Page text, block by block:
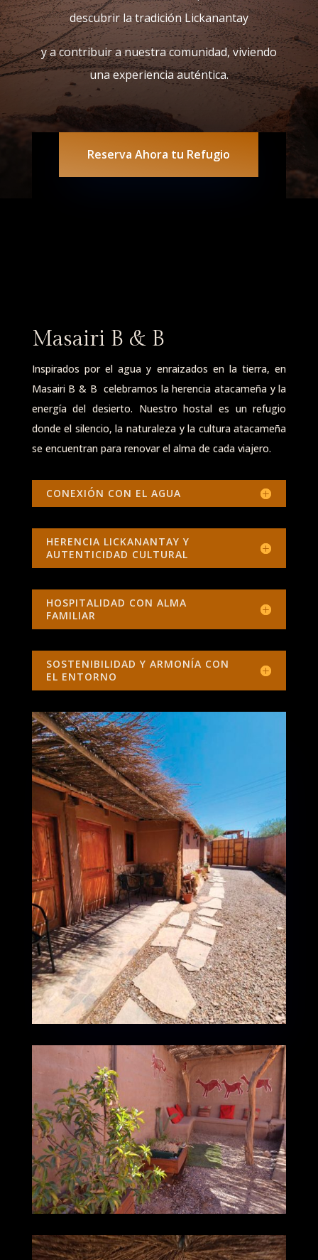
descubrir la tradición Lickanantay
y a contribuir a nuestra comunidad, viviendo
una experiencia auténtica.
Reserva Ahora tu Refugio
Masairi B &B
Inspirados por el agua y enraizados en la tierra, en
Masairi B& B celebramos la herencia atacameña y la
energía del desierto. Nuestro hostal es un refugio
donde el silencio, la naturaleza y la cultura atacameña
se encuentran para renovar el alma de cada viajero.
CONEXIÓN CON EL AGUA
HERENCIA LICKANANTAY Y
AUTENTICIDAD CULTURAL
HOSPITALIDAD CON ALMA
FAMILIAR
SOSTENIBILIDAD Y ARMONÍA CON
EL ENTORNO